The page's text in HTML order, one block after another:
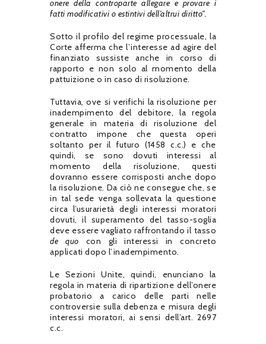
onere della controparte allegare e provare i
fatti modificativi o estintivi dell’altrui diritto”.
Sotto il profilo del regime processuale, la
Corte afferma che l’interesse ad agire del
finanziato sussiste anche in corso di
rapporto e non solo al momento della
pattuizione o in caso di risoluzione.
Tuttavia, ove si verifichi la risoluzione per
inadempimento del debitore, la regola
generale in materia di risoluzione del
contratto impone che questa operi
soltanto per il futuro (1458 c.c.) e che
quindi, se sono dovuti interessi al
momento della risoluzione, questi
dovranno essere corrisposti anche dopo
la risoluzione. Da ciò ne consegue che, se
in tal sede venga sollevata la questione
circa l’usurarietà degli interessi moratori
dovuti, il superamento del tasso-soglia
deve essere vagliato raffrontando il tasso
de quo con gli interessi in concreto
applicati dopo l’inadempimento.
Le Sezioni Unite, quindi, enunciano la
regola in materia di ripartizione dell’onere
probatorio a carico delle parti nelle
controversie sulla debenza e misura degli
interessi moratori, ai sensi dell’art. 2697
c.c.